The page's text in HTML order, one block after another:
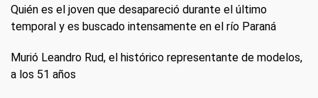
Quién es el joven que desapareció durante el último
temporal y es buscado intensamente en el río Paraná
Murió Leandro Rud, el histórico representante de modelos,
a los 51 años